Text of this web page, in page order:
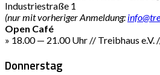
Industriestraße 1
(nur mit vorheriger Anmeldung:
Open Café
» 18.00 — 21.00 Uhr // Treibhaus
Donnerstag